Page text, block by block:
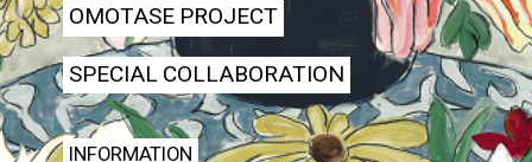
OMOTASE PROJECT
SPECIAL COLLABORATION
INFORMATION